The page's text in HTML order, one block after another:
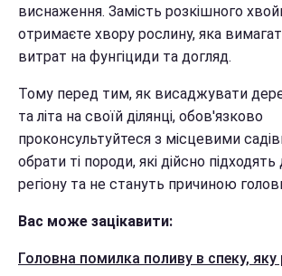
виснаження. Замість розкішного
отримаєте хвору рослину, яка
витрат на фунгіциди та догляд.
Тому перед тим, як висаджувати
та літа на своїй ділянці, обов'язково
проконсультуйтеся з місцевими
обрати ті породи, які дійсно
регіону та не стануть причиною
Вас може зацікавити:
Головна помилка поливу в спеку, яку